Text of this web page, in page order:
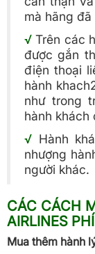
mà hãng đã
√Trên các
được gắn
điện thoại
hành
như trong
hành khách
√ Hành
nhượng
người khác.
CÁC CÁCH
AIRLINES
Mua thêm hành